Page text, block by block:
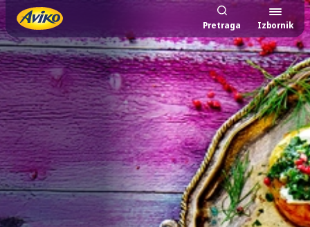
Pretraga Izbornik